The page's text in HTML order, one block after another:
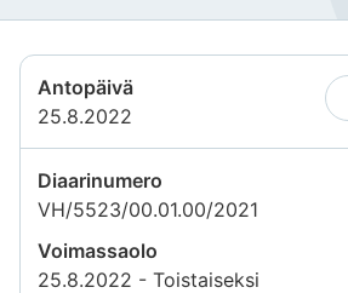
Antopäivä
25.8.2022
Diaarinumero
VH/5523/00.01.00/2021
Voimassaolo
25.8.2022 - Toistaiseksi